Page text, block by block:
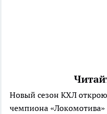
Новый сезон КХЛ
чемпиона «Локомотива»